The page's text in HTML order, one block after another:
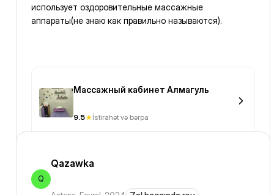
использует оздоровительные массажные
аппараты(не знаю как правильно называются).
Массажный кабинет Алмагуль
9.5 İstirahət və bərpa
Q
Qazawka